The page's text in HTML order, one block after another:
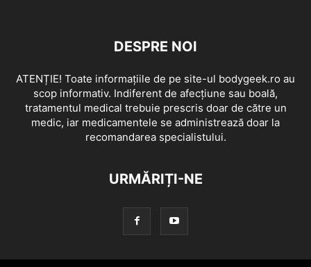
DESPRE NOI
ATENȚIE! Toate informațiile de pe site-ul bodygeek.ro au
scop informativ. Indiferent de afecțiune sau boală,
tratamentul medical trebuie prescris doar de către un
medic, iar medicamentele se administrează doar la
recomandarea specialistului.
URMĂRIȚI-NE